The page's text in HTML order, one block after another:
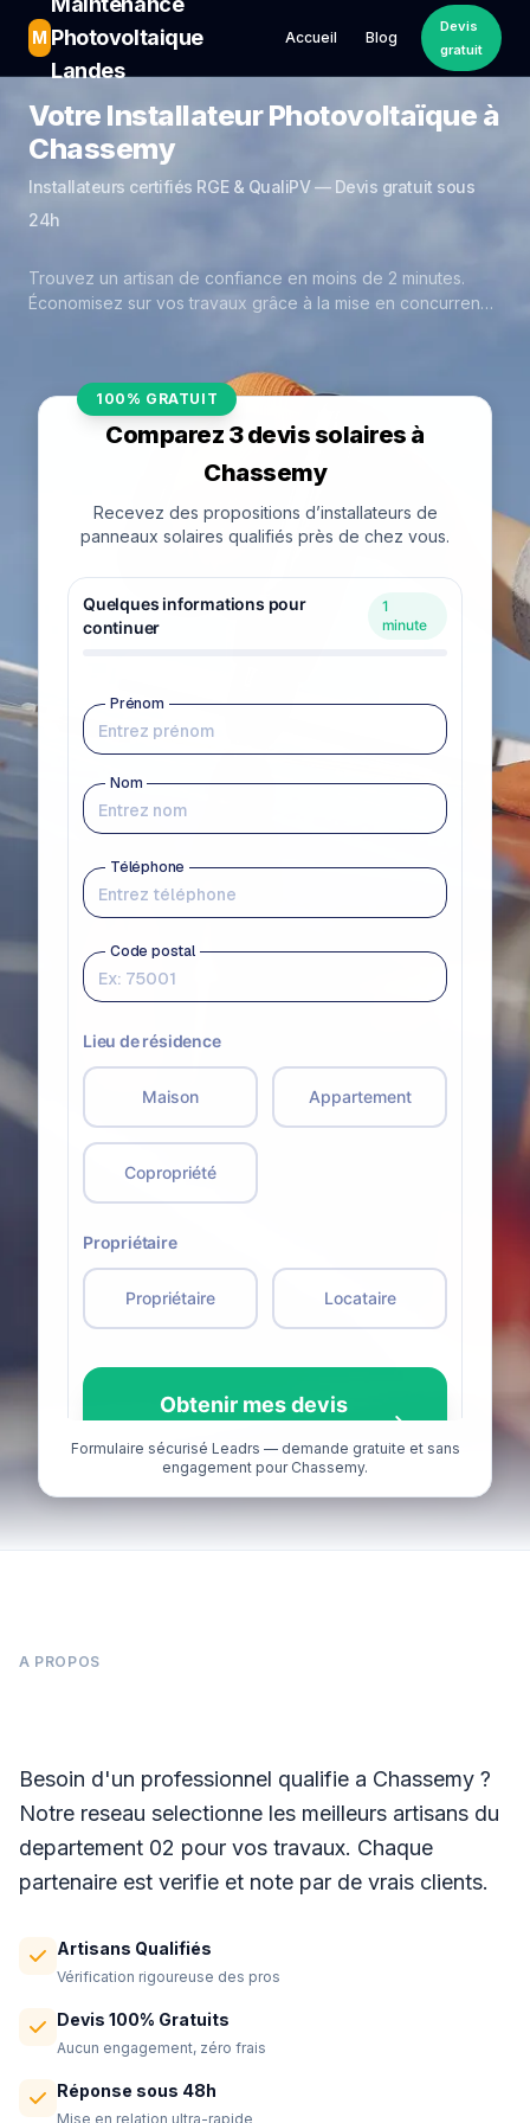
M Photovoltaique
Landes
Accueil Blog
Devis
gratuit
Votre Installateur Photovoltaïque à
Chassemy
Installateurs certifiés RGE & QualiPV — Devis gratuit sous
24h
Trouvez un artisan de confiance en moins de 2 minutes.
Économisez sur vos travaux grâce à la mise en concurrence
100% GRATUIT
Comparez 3 devis solaires à
Chassemy
Recevez des propositions d’installateurs de
panneaux solaires qualifiés près de chez vous.
Formulaire sécurisé Leadrs — demande gratuite et sans
engagement pour Chassemy.
A PROPOS
Besoin d'un professionnel qualifie a Chassemy ?
Notre reseau selectionne les meilleurs artisans du
departement 02 pour vos travaux. Chaque
partenaire est verifie et note par de vrais clients.
Artisans Qualifiés
Vérification rigoureuse des pros
Devis 100% Gratuits
Aucun engagement, zéro frais
Réponse sous 48h
Mise en relation ultra-rapide